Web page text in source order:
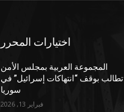
اختيارات المحرر
المجموعة العربية بمجلس الأمن
تطالب بوقف “انتهاكات إسرائيل” في
سوريا
فبراير 13, 2026